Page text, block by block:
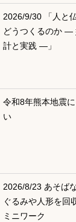
2026/9/30 「人と
どうつくるのか ―
計と実践 ―」
令和8年熊本地震
い
2026/8/23 あそば
ぐるみや人形を回
ミニワーク